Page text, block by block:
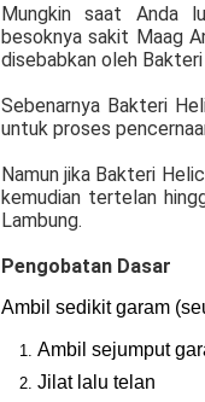
Mungkin saat Anda
besoknya sakit Maag
disebabkan oleh
Sebenarnya Bakteri
untuk proses
Namun jika Bakteri
kemudian tertelan
Lambung.
Pengobatan Dasar
Ambil sedikit garam
Ambil sejumput
Jilat lalu telan